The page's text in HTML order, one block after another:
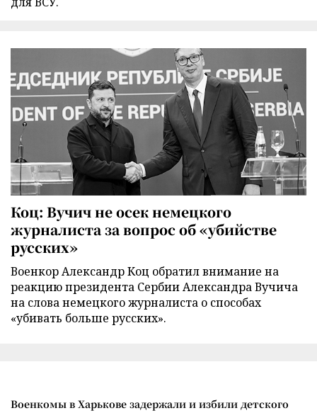
Коц: Вучич не осек немецкого
журналиста за вопрос об «убийстве
русских»
Военкор Александр Коц обратил внимание на
реакцию президента Сербии Александра Вучича
на слова немецкого журналиста о способах
«убивать больше русских».
Военкомы в Харькове задержали и избили детского